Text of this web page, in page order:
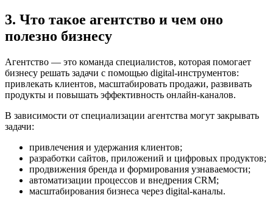
3. Что такое агентство и чем оно
полезно бизнесу
Агентство — это команда специалистов, которая помогает
бизнесу решать задачи с помощью digital-инструментов:
привлекать клиентов, масштабировать продажи, развивать
продукты и повышать эффективность онлайн-каналов.
В зависимости от специализации агентства могут закрывать
задачи:
привлечения и удержания клиентов;
разработки сайтов, приложений и цифровых продуктов;
продвижения бренда и формирования узнаваемости;
автоматизации процессов и внедрения CRM;
масштабирования бизнеса через digital-каналы.